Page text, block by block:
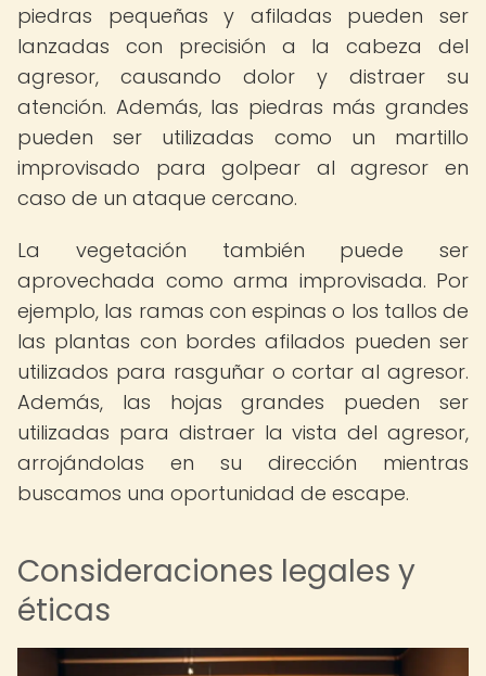
piedras pequeñas y afiladas pueden ser
lanzadas con precisión a la cabeza del
agresor, causando dolor y distraer su
atención. Además, las piedras más grandes
pueden ser utilizadas como un martillo
improvisado para golpear al agresor en
caso de un ataque cercano.
La vegetación también puede ser
aprovechada como arma improvisada. Por
ejemplo, las ramas con espinas o los tallos de
las plantas con bordes afilados pueden ser
utilizados para rasguñar o cortar al agresor.
Además, las hojas grandes pueden ser
utilizadas para distraer la vista del agresor,
arrojándolas en su dirección mientras
buscamos una oportunidad de escape.
Consideraciones legales y
éticas